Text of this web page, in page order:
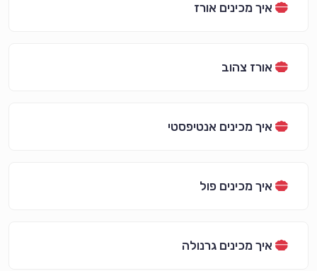
איך מכינים אורז
אורז צהוב
איך מכינים אנטיפסטי
איך מכינים פול
איך מכינים גרנולה